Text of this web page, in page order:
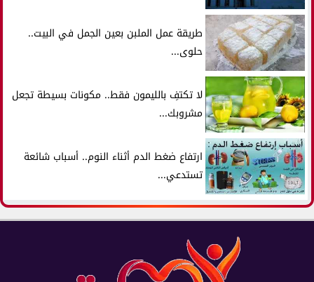
طريقة عمل الملبن بعين الجمل في البيت..
حلوى...
لا تكتفِ بالليمون فقط.. مكونات بسيطة تجعل
مشروبك...
ارتفاع ضغط الدم أثناء النوم.. أسباب شائعة
تستدعي...